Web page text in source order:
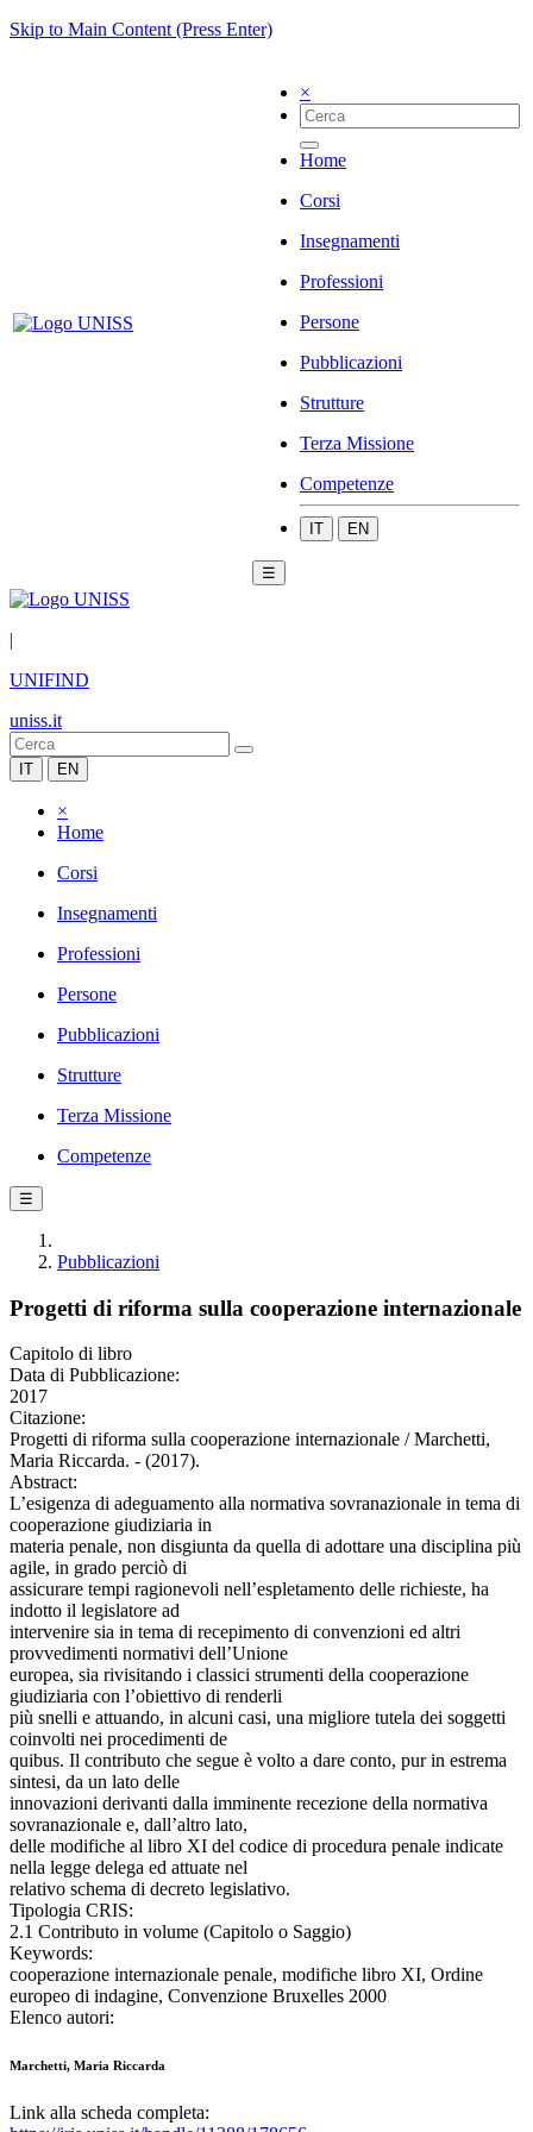
Skip to Main Content (Press Enter)
×
Home
Corsi
Insegnamenti
Professioni
Persone
Pubblicazioni
Strutture
Terza Missione
Competenze
IT EN
☰
|
UNIFIND
uniss.it
IT EN
×
Home
Corsi
Insegnamenti
Professioni
Persone
Pubblicazioni
Strutture
Terza Missione
Competenze
☰
Pubblicazioni
Progetti di riforma sulla cooperazione internazionale
Capitolo di libro
Data di Pubblicazione:
2017
Citazione:
Progetti di riforma sulla cooperazione internazionale / Marchetti,
Maria Riccarda. - (2017).
Abstract:
L’esigenza di adeguamento alla normativa sovranazionale in tema di
cooperazione giudiziaria in
materia penale, non disgiunta da quella di adottare una disciplina più
agile, in grado perciò di
assicurare tempi ragionevoli nell’espletamento delle richieste, ha
indotto il legislatore ad
intervenire sia in tema di recepimento di convenzioni ed altri
provvedimenti normativi dell’Unione
europea, sia rivisitando i classici strumenti della cooperazione
giudiziaria con l’obiettivo di renderli
più snelli e attuando, in alcuni casi, una migliore tutela dei soggetti
coinvolti nei procedimenti de
quibus. Il contributo che segue è volto a dare conto, pur in estrema
sintesi, da un lato delle
innovazioni derivanti dalla imminente recezione della normativa
sovranazionale e, dall’altro lato,
delle modifiche al libro XI del codice di procedura penale indicate
nella legge delega ed attuate nel
relativo schema di decreto legislativo.
Tipologia CRIS:
2.1 Contributo in volume (Capitolo o Saggio)
Keywords:
cooperazione internazionale penale, modifiche libro XI, Ordine
europeo di indagine, Convenzione Bruxelles 2000
Elenco autori:
Marchetti, Maria Riccarda
Link alla scheda completa: